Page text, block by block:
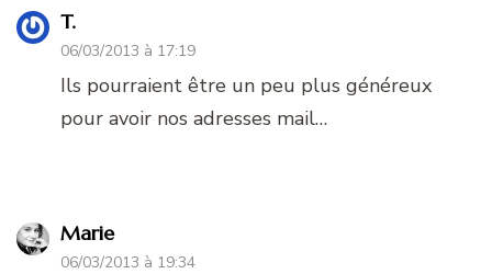
T.
06/03/2013 à 17:19
Ils pourraient être un peu plus généreux
pour avoir nos adresses mail…
Marie
06/03/2013 à 19:34